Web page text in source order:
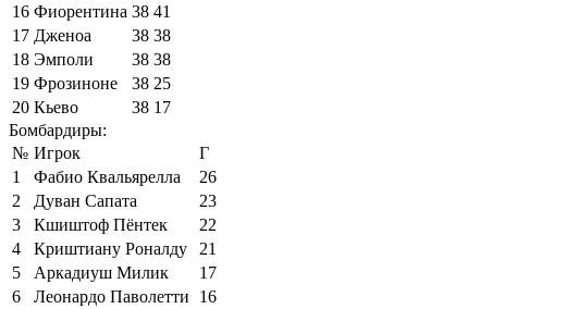
16 Фиорентина 38 41
17 Дженоа 38 38
18 Эмполи 38 38
19 Фрозиноне 38 25
20 Кьево 38 17
Бомбардиры:
№ Игрок
Г
1
Фабио Квальярелла
26
2
Дуван Сапата
23
3
Кшиштоф Пёнтек
22
4
Криштиану Роналду
21
5
Аркадиуш Милик
17
6
Леонардо Паволетти
16